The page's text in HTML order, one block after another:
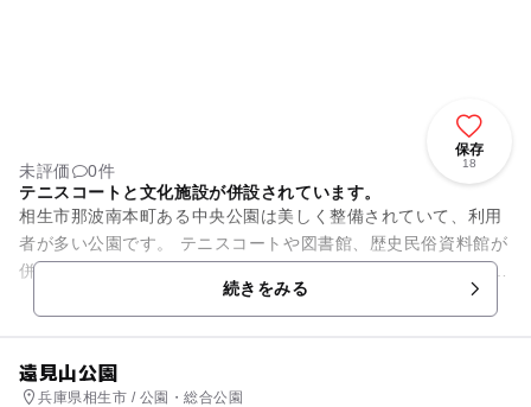
保存
18
未評価
0件
テニスコートと文化施設が併設されています。
相生市那波南本町ある中央公園は美しく整備されていて、利用
者が多い公園です。 テニスコートや図書館、歴史民俗資料館が
併設されています。 テニスコートを使用する際は予約を忘れず
続きをみる
遠見山公園
兵庫県相生市 / 公園・総合公園